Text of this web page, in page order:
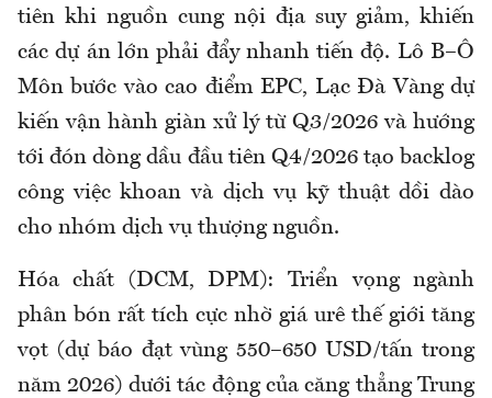
tiên khi nguồn cung nội địa suy giảm, khiến
các dự án lớn phải đẩy nhanh tiến độ. Lô B–Ô
Môn bước vào cao điểm EPC, Lạc Đà Vàng dự
kiến vận hành giàn xử lý từ Q3/2026 và hướng
tới đón dòng dầu đầu tiên Q4/2026 tạo backlog
công việc khoan và dịch vụ kỹ thuật dồi dào
cho nhóm dịch vụ thượng nguồn.
Hóa chất (DCM, DPM): Triển vọng ngành
phân bón rất tích cực nhờ giá urê thế giới tăng
vọt (dự báo đạt vùng 550–650 USD/tấn trong
năm 2026) dưới tác động của căng thẳng Trung